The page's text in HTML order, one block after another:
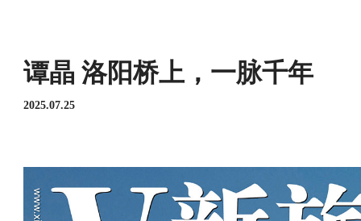
谭晶 洛阳桥上，一脉千年
2025.07.25